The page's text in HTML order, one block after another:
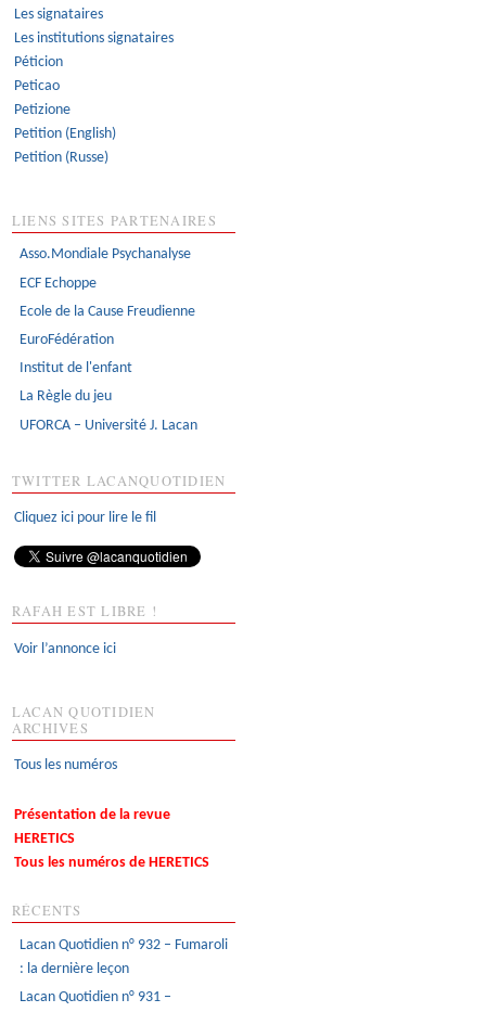
Les signataires
Les institutions signataires
Péticion
Peticao
Petizione
Petition (English)
Petition (Russe)
LIENS SITES PARTENAIRES
Asso.Mondiale Psychanalyse
ECF Echoppe
Ecole de la Cause Freudienne
EuroFédération
Institut de l'enfant
La Règle du jeu
UFORCA – Université J. Lacan
TWITTER LACANQUOTIDIEN
Cliquez ici pour lire le fil
RAFAH EST LIBRE !
Voir l’annonce ici
LACAN QUOTIDIEN
ARCHIVES
Tous les numéros
Présentation de la revue
HERETICS
Tous les numéros de HERETICS
RÉCENTS
Lacan Quotidien n° 932 – Fumaroli
: la dernière leçon
Lacan Quotidien n° 931 –